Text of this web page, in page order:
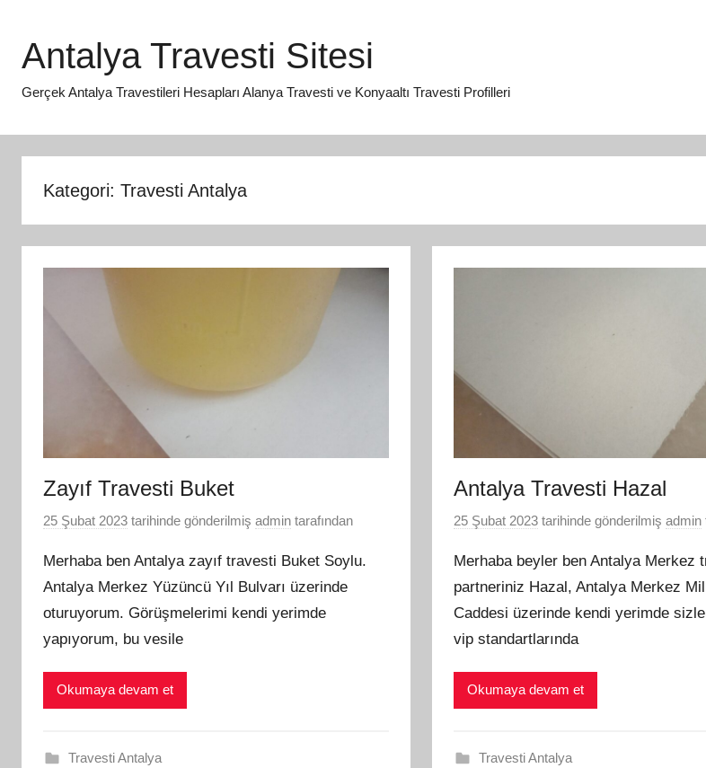
Antalya Travesti Sitesi
Gerçek Antalya Travestileri Hesapları Alanya Travesti ve Konyaaltı Travesti Profilleri
Kategori: Travesti Antalya
Zayıf Travesti Buket
25 Şubat 2023 tarihinde gönderilmiş admin tarafından
Merhaba ben Antalya zayıf travesti Buket Soylu.
Antalya Merkez Yüzüncü Yıl Bulvarı üzerinde
oturuyorum. Görüşmelerimi kendi yerimde
yapıyorum, bu vesile
Okumaya devam et
Travesti Antalya
Antalya Travesti Hazal
25 Şubat 2023 tarihinde gönderilmiş admin
Merhaba beyler ben Antalya Merkez
partneriniz Hazal, Antalya Merkez
Caddesi üzerinde kendi yerimde
vip standartlarında
Okumaya devam et
Travesti Antalya